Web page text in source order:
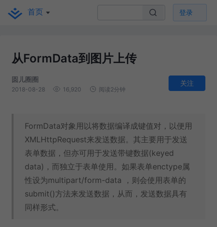
首页 登录
从FormData到图片上传
圆儿圈圈
2018-08-28 16,920 阅读2分钟
关注
FormData对象用以将数据编译成键值对，以便用
XMLHttpRequest来发送数据。其主要用于发送
表单数据，但亦可用于发送带键数据(keyed
data)，而独立于表单使用。如果表单enctype属
性设为multipart/form-data ，则会使用表单的
submit()方法来发送数据，从而，发送数据具有
同样形式。